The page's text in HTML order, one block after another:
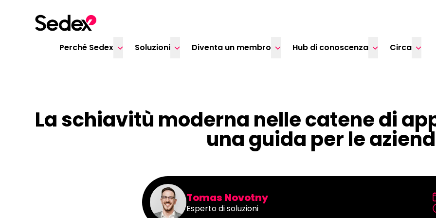
Perché Sedex
Soluzioni Diventa un membro Hub di conoscenza Circa
La schiavitù moderna nelle catene di
una guida per le
Tomas Novotny
Esperto di soluzioni